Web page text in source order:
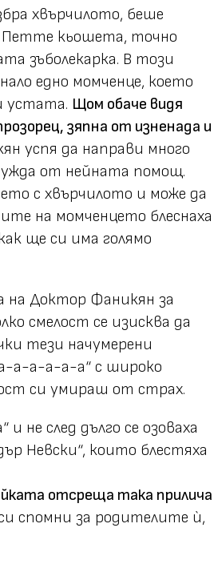
хвърчилото, беше
Петте кьошета, точно
зъболекарка. В този
едно момченце, което
устата. Щом обаче видя
зяпна от изненада и
успя да направи много
от нейната помощ.
с хвърчилото и може да
на момченцето блеснаха
ще си има голямо
на Доктор Фаникян за
смелост се изисква да
тези начумерени
а-а-а-а-а“ с широко
си умираш от страх.
не след дълго се озоваха
Невски“, които блестяха
отсреща така прилича
спомни за родителите ѝ,